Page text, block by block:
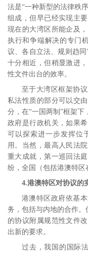
法是“一种新型的法律秩序
组成，但早已经实现主
现在的大湾区所能企及
执行和争端解决的专门
议、各自立法、规则趋同
十分相近，但稍显激进
性文件出台的效率。
至于大湾区框架协
私法性质的部分可以交
分，在“一国两制”框架
政府是行政机关，如果
可以探索进一步发挥位
用。 当然，最高人民法
重大成就，第一巡回法
纷，全国（包括港澳特区
4.港澳特区对协议的
港澳特区政府依基
务，包括与内地的合作。
的协议附属规范性文件
出新的要求。
过去，我国的国际